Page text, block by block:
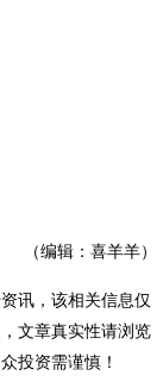
（编辑：喜羊羊）
讯，该相关信息仅
文章真实性请浏览
投资需谨慎！